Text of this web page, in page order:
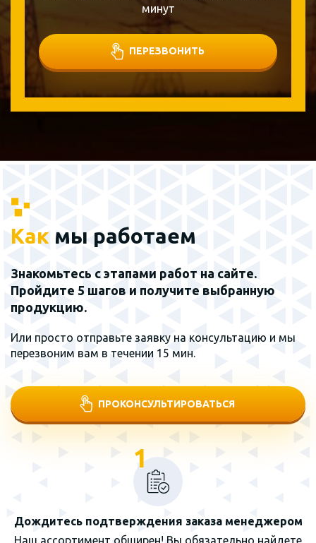
минут
ПЕРЕЗВОНИТЬ
Как мы работаем
Знакомьтесь с этапами работ на сайте.
Пройдите 5 шагов и получите выбранную
продукцию.
Или просто отправьте заявку на консультацию и мы
перезвоним вам в течении 15 мин.
ПРОКОНСУЛЬТИРОВАТЬСЯ
1
Дождитесь подтверждения заказа менеджером
Наш ассортимент обширен! Вы обязательно найдете